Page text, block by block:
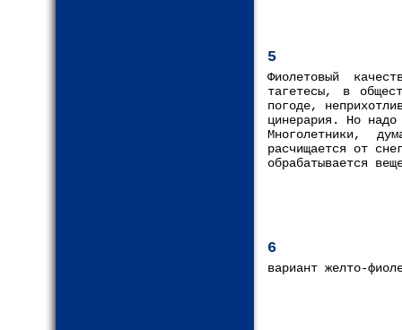
5
Фиолетовый
тагетесы, в
погоде,
цинерария. Но
Многолетники,
расчищается от
обрабатывается
6
вариант желто-